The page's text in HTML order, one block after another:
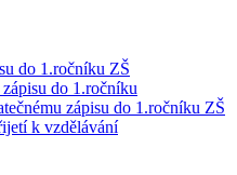
do 1.ročníku ZŠ
do 1.ročníku
zápisu do 1.ročníku ZŠ
k vzdělávání